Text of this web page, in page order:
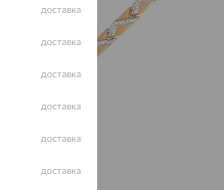
доставка
доставка
доставка
доставка
доставка
доставка